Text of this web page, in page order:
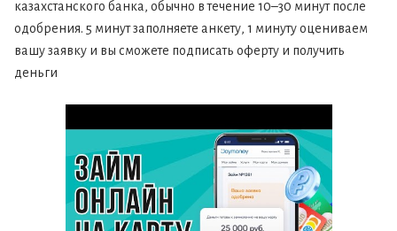
Otros mapas_Videolibrería
Contacto
казахстанского банка, обычно в течение 10–30 минут после
одобрения. 5 минут заполняете анкету, 1 минуту оцениваем
вашу заявку и вы сможете подписать оферту и получить
деньги